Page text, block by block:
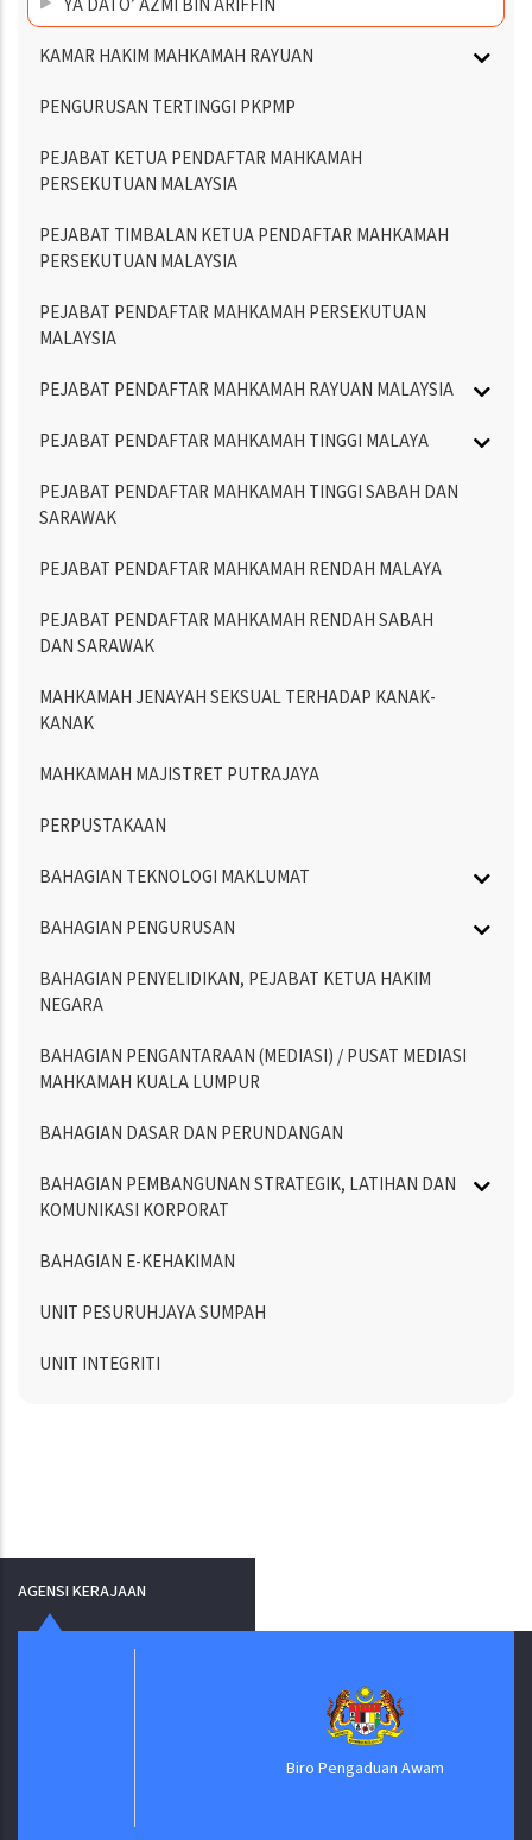
YA DATO’ AZMI BIN ARIFFIN
KAMAR HAKIM MAHKAMAH RAYUAN
PENGURUSAN TERTINGGI PKPMP
PEJABAT KETUA PENDAFTAR MAHKAMAH
PERSEKUTUAN MALAYSIA
PEJABAT TIMBALAN KETUA PENDAFTAR MAHKAMAH
PERSEKUTUAN MALAYSIA
PEJABAT PENDAFTAR MAHKAMAH PERSEKUTUAN
MALAYSIA
PEJABAT PENDAFTAR MAHKAMAH RAYUAN MALAYSIA
PEJABAT PENDAFTAR MAHKAMAH TINGGI MALAYA
PEJABAT PENDAFTAR MAHKAMAH TINGGI SABAH DAN
SARAWAK
PEJABAT PENDAFTAR MAHKAMAH RENDAH MALAYA
PEJABAT PENDAFTAR MAHKAMAH RENDAH SABAH
DAN SARAWAK
MAHKAMAH JENAYAH SEKSUAL TERHADAP KANAK-
KANAK
MAHKAMAH MAJISTRET PUTRAJAYA
PERPUSTAKAAN
BAHAGIAN TEKNOLOGI MAKLUMAT
BAHAGIAN PENGURUSAN
BAHAGIAN PENYELIDIKAN, PEJABAT KETUA HAKIM
NEGARA
BAHAGIAN PENGANTARAAN (MEDIASI) / PUSAT MEDIASI
MAHKAMAH KUALA LUMPUR
BAHAGIAN DASAR DAN PERUNDANGAN
BAHAGIAN PEMBANGUNAN STRATEGIK, LATIHAN DAN
KOMUNIKASI KORPORAT
BAHAGIAN E-KEHAKIMAN
UNIT PESURUHJAYA SUMPAH
UNIT INTEGRITI
AGENSI KERAJAAN
Biro Pengaduan Awam